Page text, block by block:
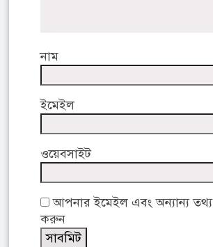
নাম
ইমেইল
ওয়েবসাইট
আপনার ইমেইল এবং অন্যান্য তথ্য
করুন